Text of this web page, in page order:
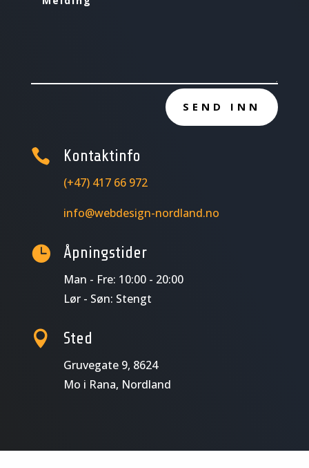
SEND INN
 Kontaktinfo
(+47) 417 66 972
info@webdesign-nordland.no
 Åpningstider
Man - Fre: 10:00 - 20:00
Lør - Søn: Stengt
 Sted
Gruvegate 9, 8624
Mo i Rana, Nordland